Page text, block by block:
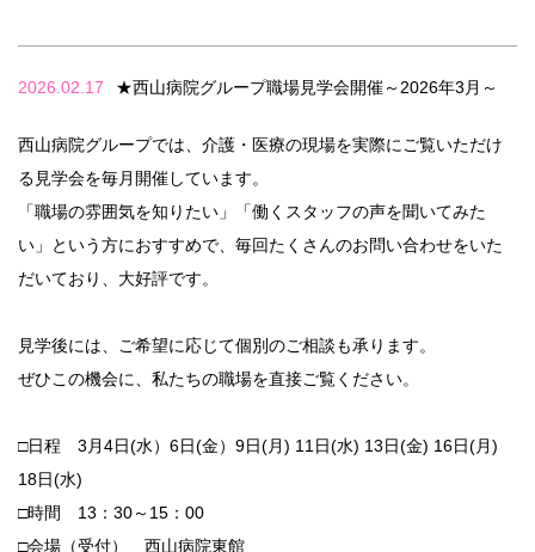
2026.02.17 ★西山病院グループ職場見学会開催～2026年3月～
西山病院グループでは、介護・医療の現場を実際にご覧いただけ
る見学会を毎月開催しています。
「職場の雰囲気を知りたい」「働くスタッフの声を聞いてみた
い」という方におすすめで、毎回たくさんのお問い合わせをいた
だいており、大好評です。
見学後には、ご希望に応じて個別のご相談も承ります。
ぜひこの機会に、私たちの職場を直接ご覧ください。
□日程 3月4日(水）6日(金）9日(月) 11日(水) 13日(金) 16日(月)
18日(水)
□時間 13：30～15：00
□会場（受付） 西山病院東館